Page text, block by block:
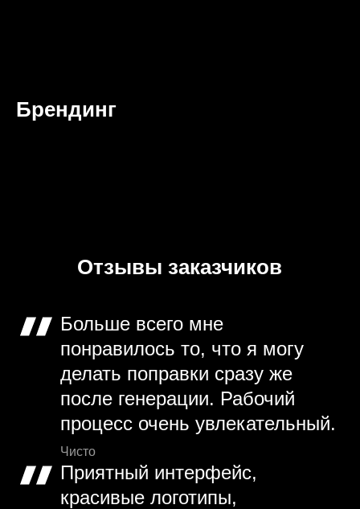
Брендинг
Отзывы заказчиков
Больше всего мне
понравилось то, что я могу
делать поправки сразу же
после генерации. Рабочий
процесс очень увлекательный.
Чисто
Приятный интерфейс,
красивые логотипы,